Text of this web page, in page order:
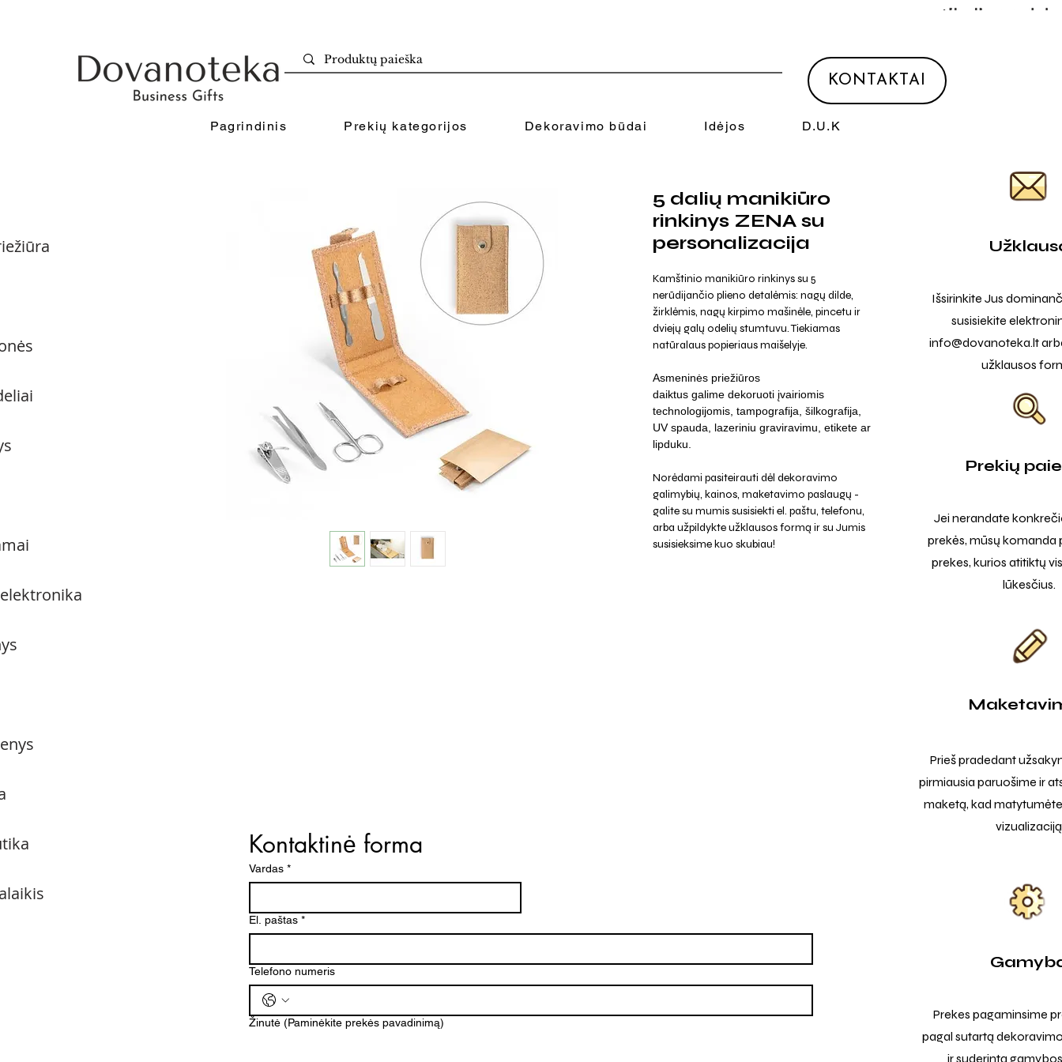
Pagrindinis Prekių kategorijos Dekoravimo būdai Idėjos D.U.K
KONTAKTAI
5 dalių manikiūro
rinkinys ZENA su
personalizacija
Kamštinio manikiūro rinkinys su 5
nerūdijančio plieno detalėmis: nagų dilde,
žirklėmis, nagų kirpimo mašinėle, pincetu ir
dviejų galų odelių stumtuvu. Tiekiamas
natūralaus popieriaus maišelyje.
Asmeninės priežiūros
daiktus galime dekoruoti įvairiomis
technologijomis, tampografija, šilkografija,
UV spauda, lazeriniu graviravimu, etikete ar
lipduku.
Norėdami pasiteirauti dėl dekoravimo
galimybių, kainos, maketavimo paslaugų -
galite su mumis susisiekti el. paštu, telefonu,
arba užpildykte užklausos formą ir su Jumis
susisieksime kuo skubiau!
Išsirinkite Jus
susisiekite
info@dovanoteka.lt
užklausos
Prekių
Jei nerandate
prekės, mūsų komanda
prekes, kurios atitiktų
lūkesčius.
Kontaktinė forma
Vardas *
El. paštas *
Telefono numeris
Žinutė (Paminėkite prekės pavadinimą)
Prieš pradedant
pirmiausia paruošime ir
maketą, kad
vizualizaciją
Prekes pagaminsime
pagal sutartą
ir suderintą